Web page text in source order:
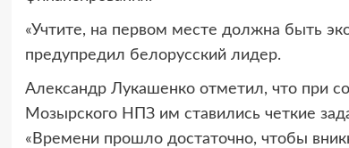
«Учтите, на первом месте должна быть
предупредил белорусский лидер.
Александр Лукашенко отметил, что при
Мозырского НПЗ им ставились четкие
«Времени прошло достаточно, чтобы